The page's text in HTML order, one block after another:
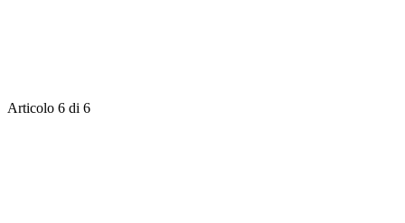
Articolo 6 di 6